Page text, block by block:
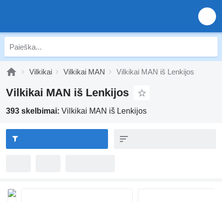
Vilkikai Vilkikai MAN Vilkikai MAN iš Lenkijos
Vilkikai MAN iš Lenkijos
393 skelbimai: Vilkikai MAN iš Lenkijos